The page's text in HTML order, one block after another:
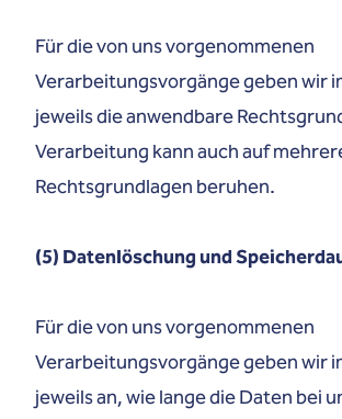
Für die von uns vorgenommenen
Verarbeitungsvorgänge geben wir
jeweils die anwendbare
Verarbeitung kann auch auf
Rechtsgrundlagen beruhen.
(5) Datenlöschung und
Für die von uns vorgenommenen
Verarbeitungsvorgänge geben wir
jeweils an, wie lange die Daten bei